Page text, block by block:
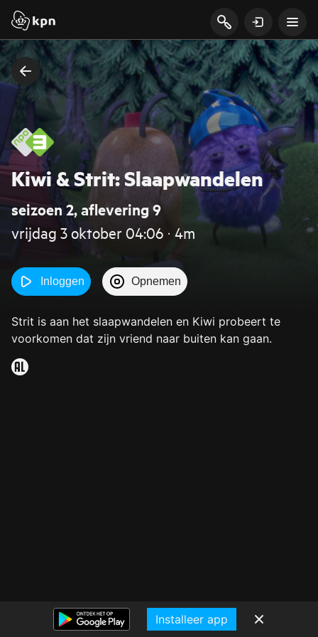
Kiwi & Strit: Slaapwandelen
seizoen 2, aflevering 9
vrijdag 3 oktober 04:06 ‧ 4m
Inloggen Opnemen
Strit is aan het slaapwandelen en Kiwi probeert te
voorkomen dat zijn vriend naar buiten kan gaan.
Installeer app